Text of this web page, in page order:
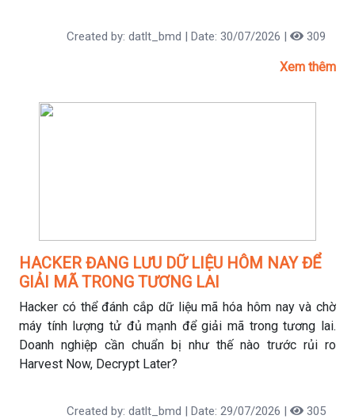
Created by: datlt_bmd | Date: 30/07/2026 | 309
Xem thêm
HACKER ĐANG LƯU DỮ LIỆU HÔM NAY ĐỂ
GIẢI MÃ TRONG TƯƠNG LAI
Hacker có thể đánh cắp dữ liệu mã hóa hôm nay và chờ
máy tính lượng tử đủ mạnh để giải mã trong tương lai.
Doanh nghiệp cần chuẩn bị như thế nào trước rủi ro
Harvest Now, Decrypt Later?
Created by: datlt_bmd | Date: 29/07/2026 | 305